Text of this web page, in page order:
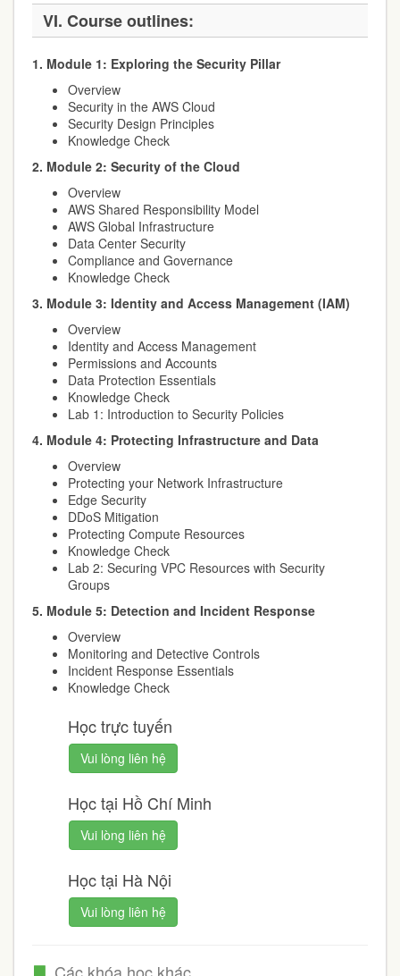
VI. Course outlines:
1. Module 1: Exploring the Security Pillar
Overview
Security in the AWS Cloud
Security Design Principles
Knowledge Check
2. Module 2: Security of the Cloud
Overview
AWS Shared Responsibility Model
AWS Global Infrastructure
Data Center Security
Compliance and Governance
Knowledge Check
3. Module 3: Identity and Access Management (IAM)
Overview
Identity and Access Management
Permissions and Accounts
Data Protection Essentials
Knowledge Check
Lab 1: Introduction to Security Policies
4. Module 4: Protecting Infrastructure and Data
Overview
Protecting your Network Infrastructure
Edge Security
DDoS Mitigation
Protecting Compute Resources
Knowledge Check
Lab 2: Securing VPC Resources with Security
Groups
5. Module 5: Detection and Incident Response
Overview
Monitoring and Detective Controls
Incident Response Essentials
Knowledge Check
Học trực tuyến
Vui lòng liên hệ
Học tại Hồ Chí Minh
Vui lòng liên hệ
Học tại Hà Nội
Vui lòng liên hệ